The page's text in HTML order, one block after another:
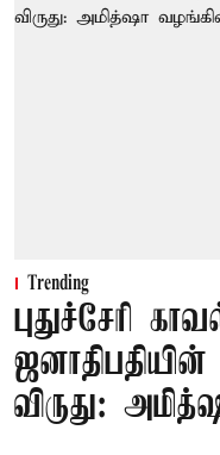
Trending
புதுச்சேரி
விருது: